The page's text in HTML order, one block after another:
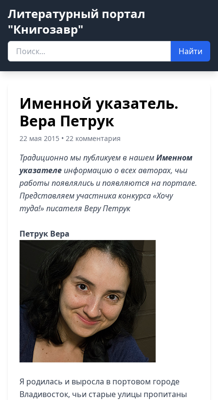
Литературный портал
"Книгозавр"
Найти
Именной указатель.
Вера Петрук
22 мая 2015 • 22 комментария
Традиционно мы публикуем в нашемИменном
указателе информацию о всех авторах, чьи
работы появлялись и появляются на портале.
Представляем участника конкурса «Хочу
туда!» писателя Веру Петрук
Петрук Вера
Я родилась и выросла в портовом городе
Владивосток, чьи старые улицы пропитаны